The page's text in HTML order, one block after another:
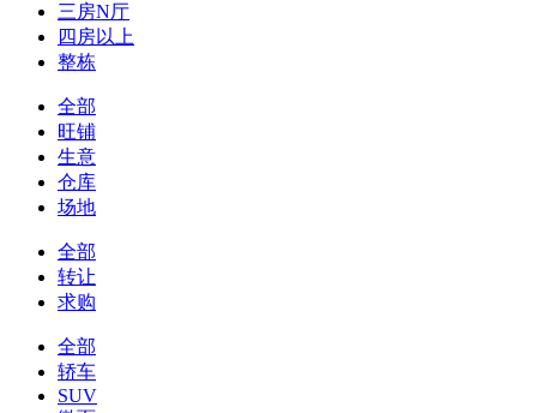
三房N厅
四房以上
整栋
全部
旺铺
生意
仓库
场地
全部
转让
求购
全部
轿车
SUV